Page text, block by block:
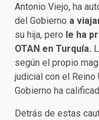
Antonio Viejo, ha
del Gobierno a
su hija, pero le ha
OTAN en Turquía.
según el propio
judicial con el Reino
Gobierno ha
Detrás de estas